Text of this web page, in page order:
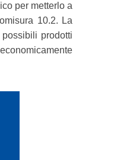
per metterlo a
10.2. La
prodotti